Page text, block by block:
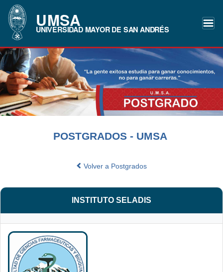
UMSA
UNIVERSIDAD MAYOR DE SAN ANDRÉS
POSTGRADOS - UMSA
Volver a Postgrados
INSTITUTO SELADIS